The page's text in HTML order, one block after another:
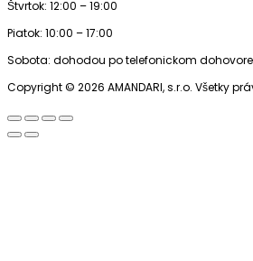
Štvrtok: 12:00 – 19:00
Piatok: 10:00 – 17:00
Sobota: dohodou po telefonickom dohovore
Copyright © 2026 AMANDARI, s.r.o. Všetky